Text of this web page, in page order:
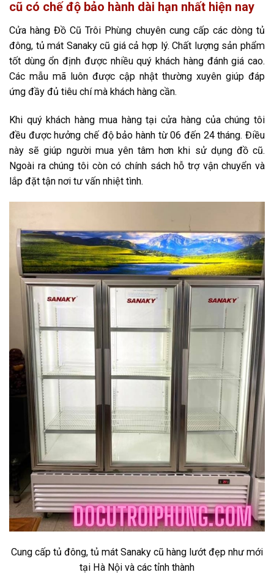
cũ có chế độ bảo hành dài hạn nhất hiện nay
Cửa hàng Đồ Cũ Trôi Phùng chuyên cung cấp các dòng tủ
đông, tủ mát Sanaky cũ giá cả hợp lý. Chất lượng sản phẩm
tốt dùng ổn định được nhiều quý khách hàng đánh giá cao.
Các mẫu mã luôn được cập nhật thường xuyên giúp đáp
ứng đầy đủ tiêu chí mà khách hàng cần.
Khi quý khách hàng mua hàng tại cửa hàng của chúng tôi
đều được hưởng chế độ bảo hành từ 06 đến 24 tháng. Điều
này sẽ giúp người mua yên tâm hơn khi sử dụng đồ cũ.
Ngoài ra chúng tôi còn có chính sách hỗ trợ vận chuyển và
lắp đặt tận nơi tư vấn nhiệt tình.
Cung cấp tủ đông, tủ mát Sanaky cũ hàng lướt đẹp như mới
tại Hà Nội và các tỉnh thành